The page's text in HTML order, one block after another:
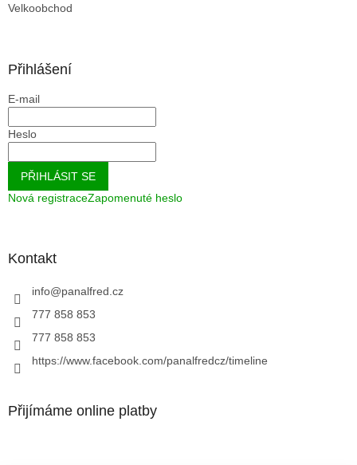
Velkoobchod
Přihlášení
E-mail
Heslo
PŘIHLÁSIT SE
Nová registraceZapomenuté heslo
Kontakt
info@panalfred.cz
777 858 853
777 858 853
https://www.facebook.com/panalfredcz/timeline
Přijímáme online platby